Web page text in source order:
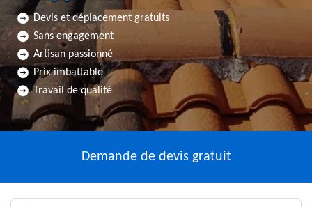
Devis et déplacement gratuits
Sans engagement
Artisan passionné
Prix imbattable
Travail de qualité
Demande de devis gratuit